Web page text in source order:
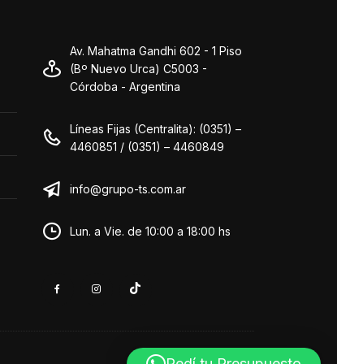
Av. Mahatma Gandhi 602 - 1 Piso
(Bº Nuevo Urca) C5003 -
Córdoba - Argentina
Líneas Fijas (Centralita): (0351) –
4460851 / (0351) – 4460849
info@grupo-ts.com.ar
Lun. a Vie. de 10:00 a 18:00 hs